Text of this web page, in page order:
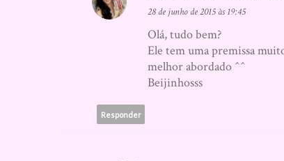
28 de junho de 2015 às 19:45
Olá, tudo bem?
Ele tem uma premissa
melhor abordado ^^
Beijinhosss
Responder